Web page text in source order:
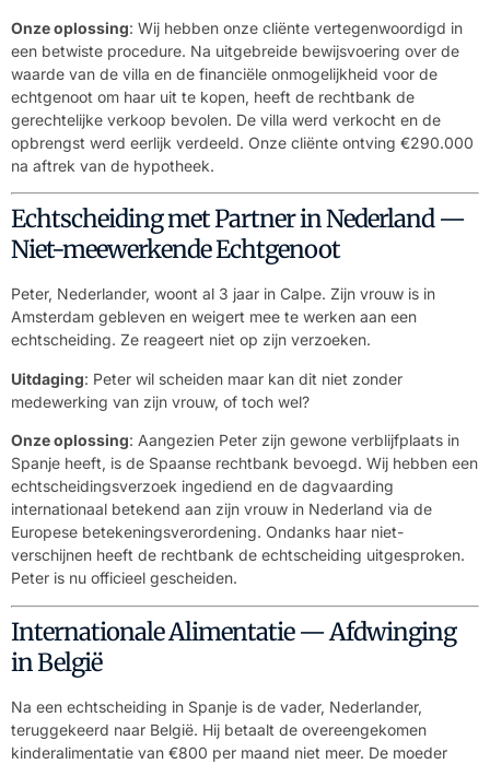
Onze oplossing: Wij hebben onze cliënte vertegenwoordigd in
een betwiste procedure. Na uitgebreide bewijsvoering over de
waarde van de villa en de financiële onmogelijkheid voor de
echtgenoot om haar uit te kopen, heeft de rechtbank de
gerechtelijke verkoop bevolen. De villa werd verkocht en de
opbrengst werd eerlijk verdeeld. Onze cliënte ontving €290.000
na aftrek van de hypotheek.
Echtscheiding met Partner in Nederland —
Niet-meewerkende Echtgenoot
Peter, Nederlander, woont al 3 jaar in Calpe. Zijn vrouw is in
Amsterdam gebleven en weigert mee te werken aan een
echtscheiding. Ze reageert niet op zijn verzoeken.
Uitdaging: Peter wil scheiden maar kan dit niet zonder
medewerking van zijn vrouw, of toch wel?
Onze oplossing: Aangezien Peter zijn gewone verblijfplaats in
Spanje heeft, is de Spaanse rechtbank bevoegd. Wij hebben een
echtscheidingsverzoek ingediend en de dagvaarding
internationaal betekend aan zijn vrouw in Nederland via de
Europese betekeningsverordening. Ondanks haar niet-
verschijnen heeft de rechtbank de echtscheiding uitgesproken.
Peter is nu officieel gescheiden.
Internationale Alimentatie — Afdwinging
in België
Na een echtscheiding in Spanje is de vader, Nederlander,
teruggekeerd naar België. Hij betaalt de overeengekomen
kinderalimentatie van €800 per maand niet meer. De moeder